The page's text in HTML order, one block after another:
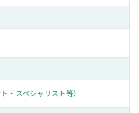
・スペシャリスト等）